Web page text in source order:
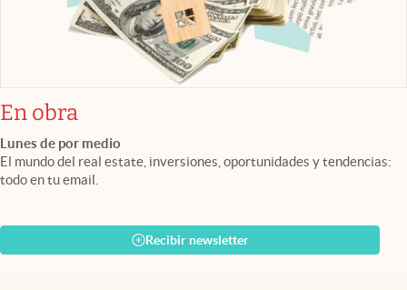
En obra
Lunes de por medio
El mundo del real estate, inversiones, oportunidades y tendencias:
todo en tu email.
Recibir newsletter